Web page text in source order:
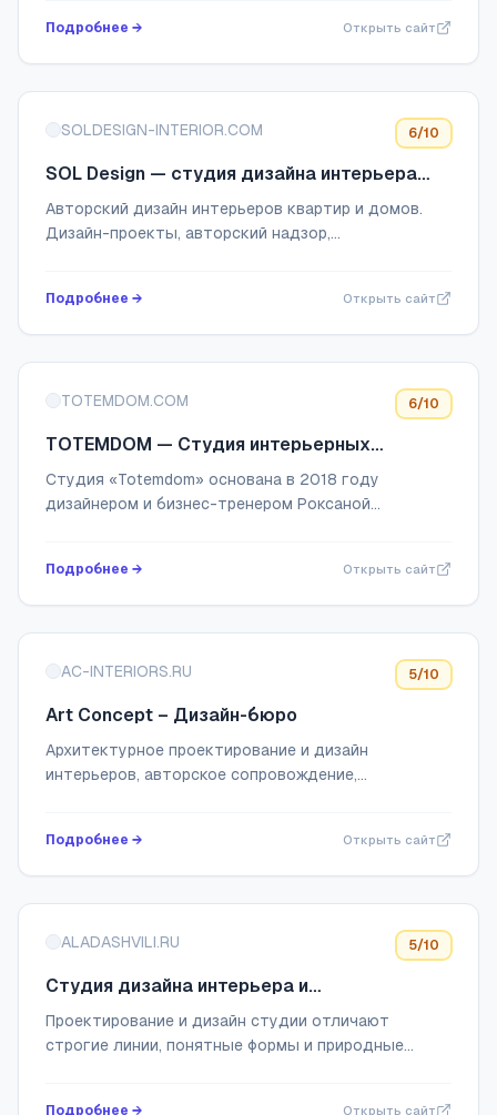
Подробнее → Открыть сайт
SOLDESIGN-INTERIOR.COM 6/10
SOL Design — студия дизайна интерьера
Светланы Оленбург
Авторский дизайн интерьеров квартир и домов.
Дизайн-проекты, авторский надзор,
Подробнее → Открыть сайт
TOTEMDOM.COM 6/10
TOTEMDOM — Студия интерьерных
решений
Cтудия «Totemdom» основана в 2018 году
дизайнером и бизнес-тренером Роксаной
Подробнее → Открыть сайт
AC-INTERIORS.RU 5/10
Art Concept – Дизайн-бюро
Архитектурное проектирование и дизайн
интерьеров, авторское сопровождение,
Подробнее → Открыть сайт
ALADASHVILI.RU 5/10
Студия дизайна интерьера и
архитектурного проектирования Алексея
Аладашвили | Эксклюзивный дизайн
Проектирование и дизайн студии отличают
строгие линии, понятные формы и природные
Подробнее → Открыть сайт